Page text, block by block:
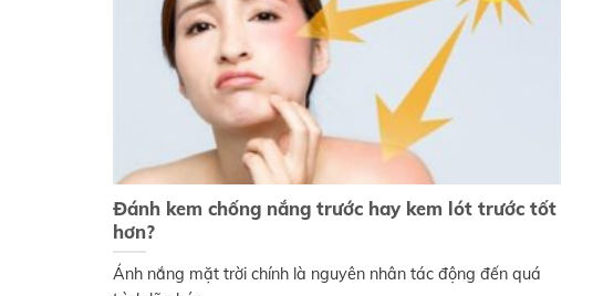
Đánh kem chống nắng trước hay kem lót trước tốt
hơn?
Ánh nắng mặt trời chính là nguyên nhân tác động đến quá